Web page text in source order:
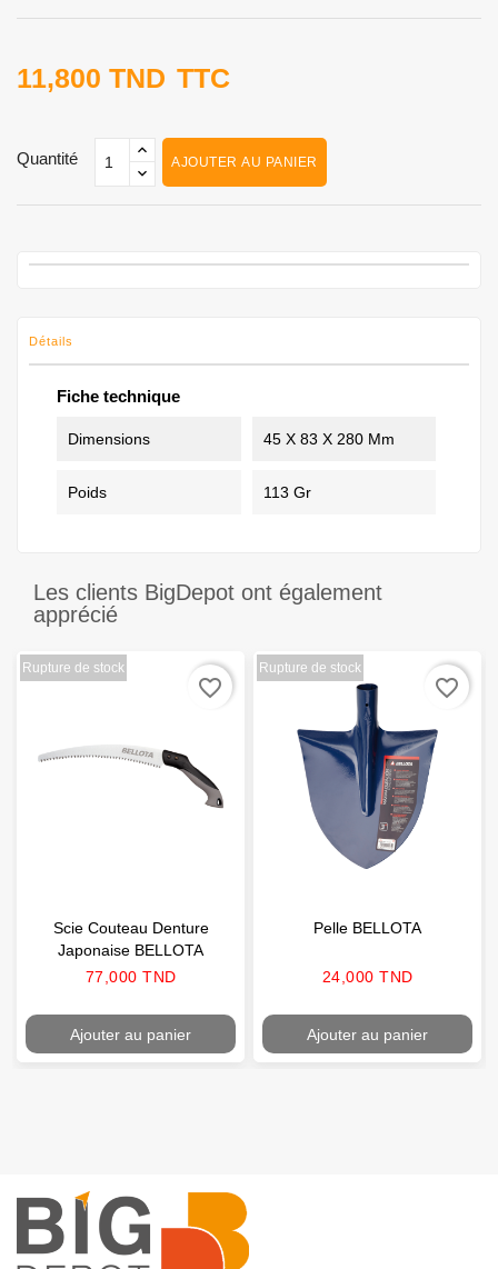
11,800 TND TTC
Quantité AJOUTER AU PANIER
Détails
Fiche technique
Dimensions 45 X 83 X 280 Mm
Poids 113 Gr
Les clients BigDepot ont également
apprécié
Rupture de stock
Scie Couteau Denture
Japonaise BELLOTA
Prix
77,000 TND
Ajouter au panier
favorite_border
Rupture de stock
Pelle BELLOTA
Prix
24,000 TND
Ajouter au panier
favorite_border